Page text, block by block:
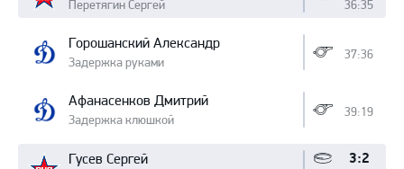
Перетягин Сергей 36:35
Горошанский Александр
Задержка руками
37:36
Афанасенков Дмитрий
Задержка клюшкой
39:19
Гусев Сергей 3:2